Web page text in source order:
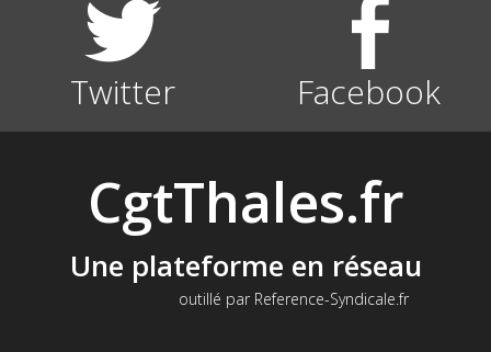
Twitter Facebook
CgtThales.fr
Une plateforme en réseau
outillé par Reference-Syndicale.fr